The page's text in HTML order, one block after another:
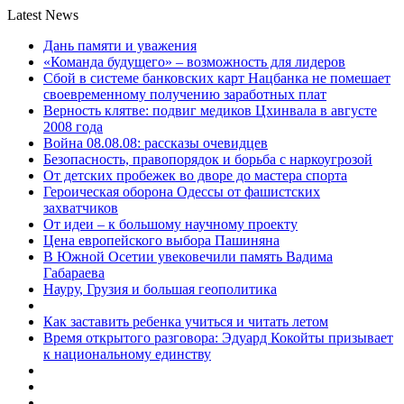
Latest News
Дань памяти и уважения
«Команда будущего» – возможность для лидеров
Сбой в системе банковских карт Нацбанка не помешает
своевременному получению заработных плат
Верность клятве: подвиг медиков Цхинвала в августе
2008 года
Война 08.08.08: рассказы очевидцев
Безопасность, правопорядок и борьба с наркоугрозой
От детских пробежек во дворе до мастера спорта
Героическая оборона Одессы от фашистских
захватчиков
От идеи – к большому научному проекту
Цена европейского выбора Пашиняна
В Южной Осетии увековечили память Вадима
Габараева
Науру, Грузия и большая геополитика
Как заставить ребенка учиться и читать летом
Время открытого разговора: Эдуард Кокойты призывает
к национальному единству